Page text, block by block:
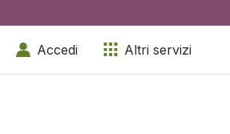
Accedi Altri servizi